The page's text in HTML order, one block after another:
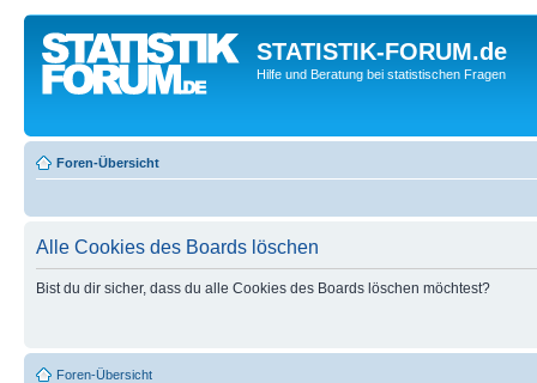
STATISTIK-FORUM.de
Hilfe und Beratung bei statistischen Fragen
Foren-Übersicht
Alle Cookies des Boards löschen
Bist du dir sicher, dass du alle Cookies des Boards löschen möchtest?
Foren-Übersicht